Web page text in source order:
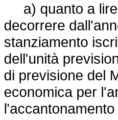
a) quanto a lire
decorrere
stanziamento
dell'unità
di previsione del
economica per